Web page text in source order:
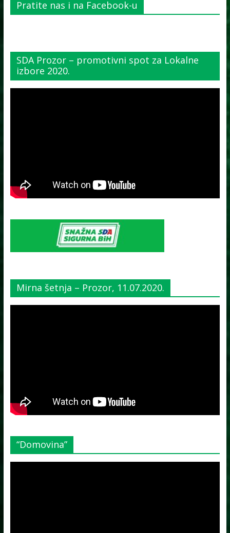
Pratite nas i na Facebook-u
SDA Prozor – promotivni spot za Lokalne
izbore 2020.
Mirna šetnja – Prozor, 11.07.2020.
“Domovina”